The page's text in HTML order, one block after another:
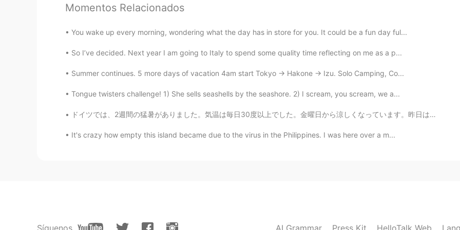
Momentos Relacionados
You wake up every morning, wondering what the day has in store for you. It could be a fun day ful...
So I’ve decided. Next year I am going to Italy to spend some quality time reflecting on me as a p...
Summer continues. 5 more days of vacation 4am start Tokyo -> Hakone -> Izu. Solo Camping, Co...
Tongue twisters challenge! 1) She sells seashells by the seashore. 2) I scream, you scream, we a...
ドイツでは、2週間の猛暑がありました。気温は毎日30度以上でした。金曜日から涼しくなっています。昨日は、ハンブルクで大雷雨がありました。大雷雨の時、木の下で待っていました。とても楽しかったです。😄😄😄
It's crazy how empty this island became due to the virus in the Philippines. I was here over a m...
Síguenos AI Grammar Press Kit HelloTalk Web